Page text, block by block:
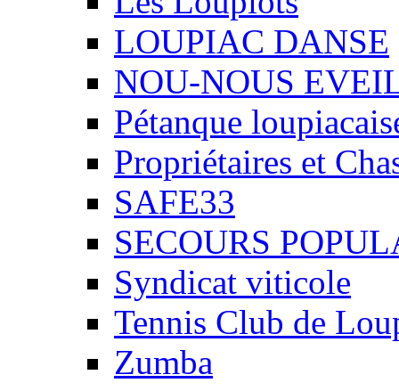
LOUPIAC DANSE
NOU-NOUS
Pétanque
Propriétaires et
SAFE33
SECOURS
Syndicat viticole
Tennis Club de
Zumba